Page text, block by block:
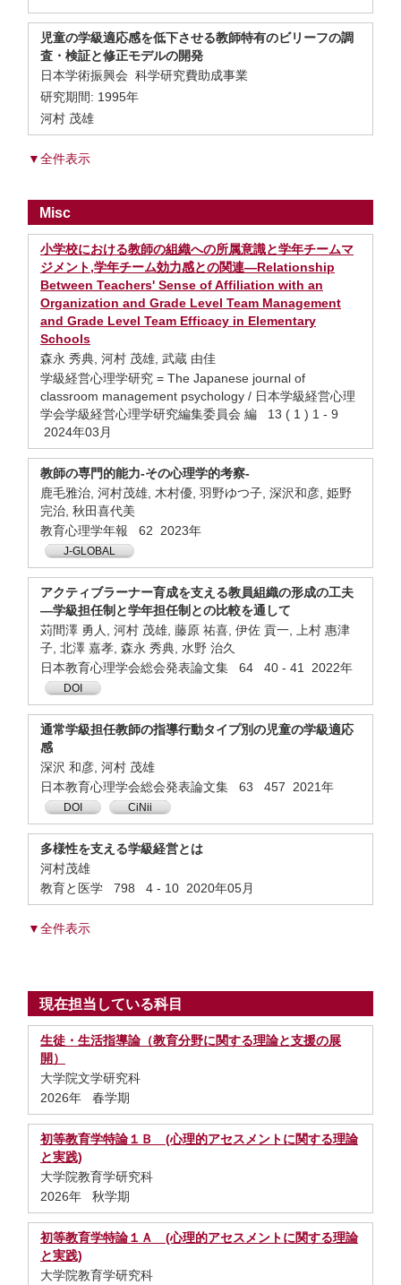
児童の学級適応感を低下させる教師特有のビリーフの調
査・検証と修正モデルの開発
日本学術振興会 科学研究費助成事業
研究期間: 1995年
河村 茂雄
▼全件表示
Misc
小学校における教師の組織への所属意識と学年チームマ
ジメント,学年チーム効力感との関連—Relationship
Between Teachers' Sense of Affiliation with an
Organization and Grade Level Team Management
and Grade Level Team Efficacy in Elementary
Schools
森永 秀典, 河村 茂雄, 武蔵 由佳
学級経営心理学研究 = The Japanese journal of
classroom management psychology / 日本学級経営心理
学会学級経営心理学研究編集委員会 編 13 ( 1 ) 1 - 9
2024年03月
教師の専門的能力-その心理学的考察-
鹿毛雅治, 河村茂雄, 木村優, 羽野ゆつ子, 深沢和彦, 姫野
完治, 秋田喜代美
教育心理学年報 62 2023年
J-GLOBAL
アクティブラーナー育成を支える教員組織の形成の工夫
—学級担任制と学年担任制との比較を通して
苅間澤 勇人, 河村 茂雄, 藤原 祐喜, 伊佐 貢一, 上村 惠津
子, 北澤 嘉孝, 森永 秀典, 水野 治久
日本教育心理学会総会発表論文集 64 40 - 41 2022年
DOI
通常学級担任教師の指導行動タイプ別の児童の学級適応
感
深沢 和彦, 河村 茂雄
日本教育心理学会総会発表論文集 63 457 2021年
DOI CiNii
多様性を支える学級経営とは
河村茂雄
教育と医学 798 4 - 10 2020年05月
▼全件表示
現在担当している科目
生徒・生活指導論（教育分野に関する理論と支援の展
開）
大学院文学研究科
2026年 春学期
初等教育学特論１Ｂ (心理的アセスメントに関する理論
と実践)
大学院教育学研究科
2026年 秋学期
初等教育学特論１Ａ (心理的アセスメントに関する理論
と実践)
大学院教育学研究科